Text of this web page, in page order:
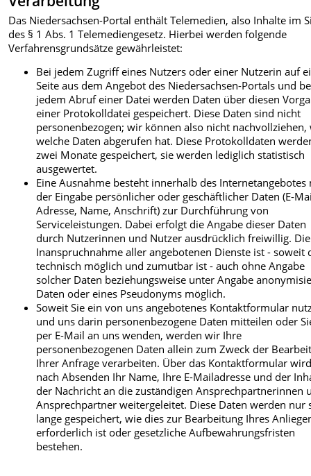
Das Niedersachsen-Portal enthält Telemedien, also Inhalte im
des § 1 Abs. 1 Telemediengesetz. Hierbei werden folgende
Verfahrensgrundsätze gewährleistet:
Bei jedem Zugriff eines Nutzers oder einer Nutzerin auf
Seite aus dem Angebot des Niedersachsen-Portals und
jedem Abruf einer Datei werden Daten über diesen
einer Protokolldatei gespeichert. Diese Daten sind nicht
personenbezogen; wir können also nicht nachvollziehen,
welche Daten abgerufen hat. Diese Protokolldaten
zwei Monate gespeichert, sie werden lediglich statistisch
ausgewertet.
Eine Ausnahme besteht innerhalb des Internetangebotes
der Eingabe persönlicher oder geschäftlicher Daten (E-
Adresse, Name, Anschrift) zur Durchführung von
Serviceleistungen. Dabei erfolgt die Angabe dieser Daten
durch Nutzerinnen und Nutzer ausdrücklich freiwillig. Die
Inanspruchnahme aller angebotenen Dienste ist - soweit
technisch möglich und zumutbar ist - auch ohne Angabe
solcher Daten beziehungsweise unter Angabe
Daten oder eines Pseudonyms möglich.
Soweit Sie ein von uns angebotenes Kontaktformular
und uns darin personenbezogene Daten mitteilen oder
per E-Mail an uns wenden, werden wir Ihre
personenbezogenen Daten allein zum Zweck der
Ihrer Anfrage verarbeiten. Über das Kontaktformular
nach Absenden Ihr Name, Ihre E-Mailadresse und der
der Nachricht an die zuständigen Ansprechpartnerinnen
Ansprechpartner weitergeleitet. Diese Daten werden nur
lange gespeichert, wie dies zur Bearbeitung Ihres
erforderlich ist oder gesetzliche Aufbewahrungsfristen
bestehen.